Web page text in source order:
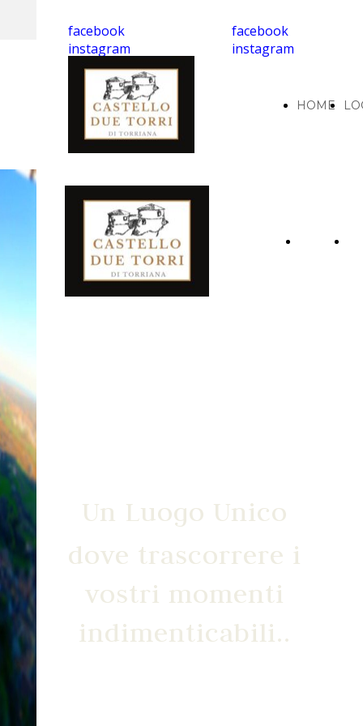
facebook
instagram
facebook
instagram
HOME
HOME
Un Luogo Unico
dove trascorrere i
vostri momenti
indimenticabili..